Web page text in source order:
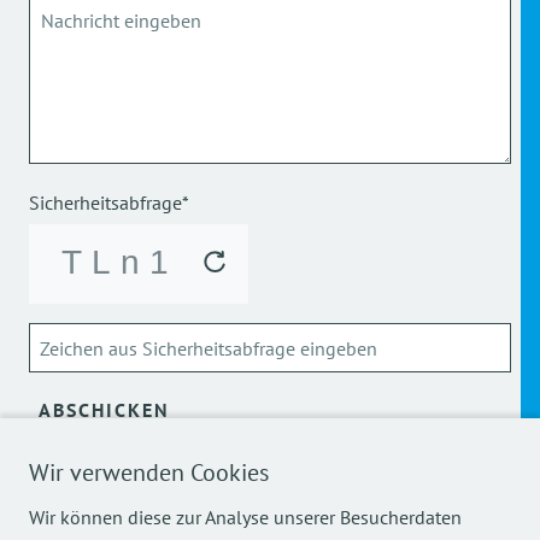
Wir verwenden Cookies
Wir können diese zur Analyse unserer Besucherdaten
Sicherheitsabfrage*
ABSCHICKEN
Über die Verarbeitung meiner personenbezogenen Daten